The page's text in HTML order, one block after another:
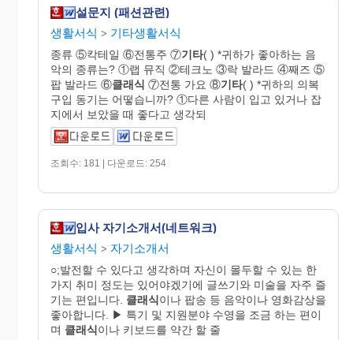
설문지 (패션관련)
생활서식 > 기타생활서식
종류 ⑤칵테일 ⑥전통주 ⑦기타( ) *귀하가 좋아하는 음
악의 종류는? ①랩 뮤직 ②테크노 ③락 발라드 ④째즈 ⑤
팝 발라드 ⑥클래식 ⑦전통 가요 ⑧기타( ) *귀하의 의복
구입 동기는 어떻습니까? ①다른 사람이 입고 있거나 잡
지에서 보았을 때 좋다고 생각되
조회수: 181 | 다운로드: 254
입사 자기소개서(네트워크)
생활서식 > 자기소개서
○;발전할 수 있다고 생각하며 자신이 몰두할 수 있는 한
가지 취미 정도는 있어야겠기에 글쓰기와 미술을 자주 즐
기는 편입니다. 클래식이나 팝송 등 음악이나 영화감상을
좋아합니다. ▶ 특기 및 지원분야 수영을 조금 하는 편이
며 클래식이나 키보드를 약간 할 줄